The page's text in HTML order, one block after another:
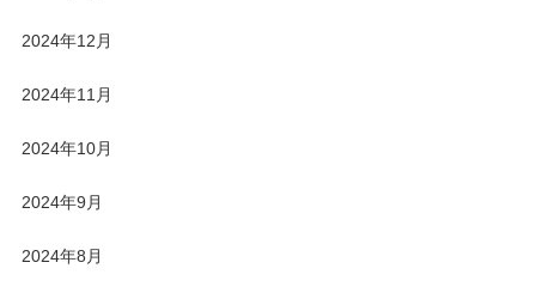
2024年12月
2024年11月
2024年10月
2024年9月
2024年8月